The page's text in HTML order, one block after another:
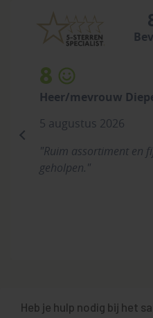
8
Heer/mevrouw
5 augustus 2026
"Ruim assortiment en
geholpen."
Heb je hulp nodig bij het